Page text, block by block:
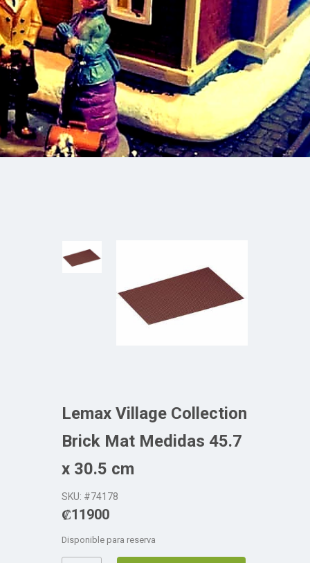
Lemax Village Collection
Brick Mat Medidas 45.7
x 30.5 cm
SKU: #74178
₡11900
Disponible para reserva